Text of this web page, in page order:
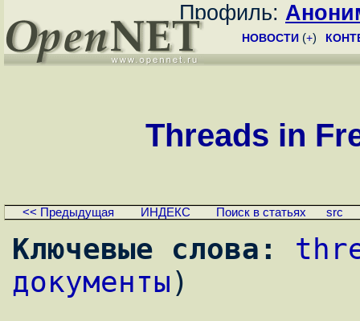
Профиль:
НОВОСТИ (+)
Threads in
<< Предыдущая ИНДЕКС Поиск в статьях src
Ключевые слова:
документы)